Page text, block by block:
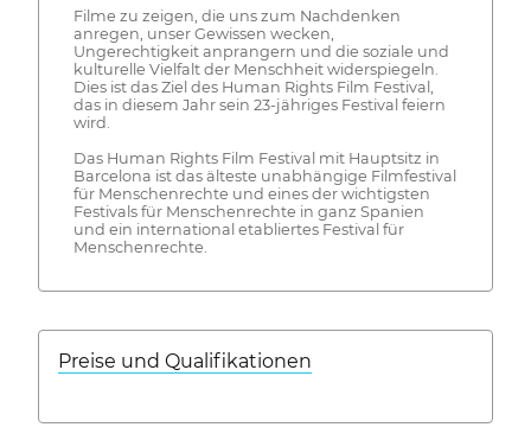
Filme zu zeigen, die uns zum Nachdenken
anregen, unser Gewissen wecken,
Ungerechtigkeit anprangern und die soziale und
kulturelle Vielfalt der Menschheit widerspiegeln.
Dies ist das Ziel des Human Rights Film Festival,
das in diesem Jahr sein 23-jähriges Festival feiern
wird.
Das Human Rights Film Festival mit Hauptsitz in
Barcelona ist das älteste unabhängige Filmfestival
für Menschenrechte und eines der wichtigsten
Festivals für Menschenrechte in ganz Spanien
und ein international etabliertes Festival für
Menschenrechte.
Preise und Qualifikationen